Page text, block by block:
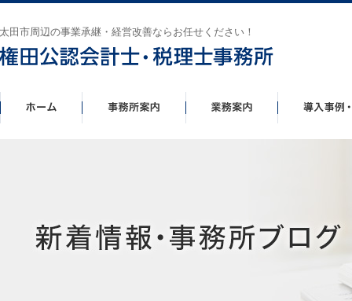
太田市周辺の事業承継・経営改善ならお任せください！